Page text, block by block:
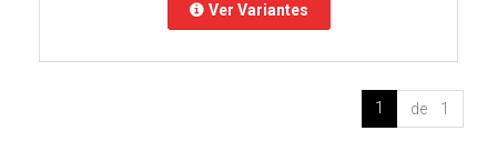
Ver Variantes
1 de 1